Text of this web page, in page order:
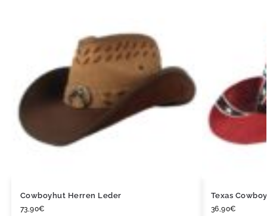
Cowboyhut Herren Leder
73,90€
Texas
36,90€